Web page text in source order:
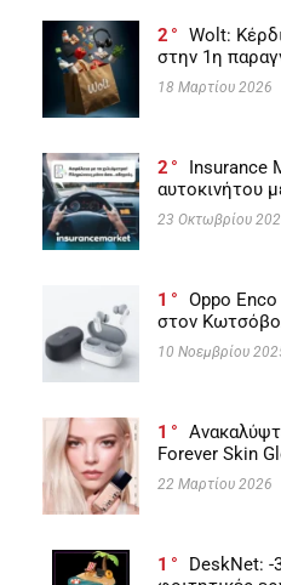
2
Wolt:
στην 1η
18 Μαρτίου 2026
2
Insurance
αυτοκινήτου
23 Οκτωβρίου
1
Oppo
στον
10 Νοεμβρίου
1
Forever Skin
22 Μαρτίου 2026
1
DeskNet: -